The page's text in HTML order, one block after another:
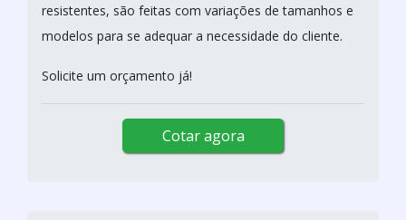
resistentes, são feitas com variações de tamanhos e
modelos para se adequar a necessidade do cliente.
Solicite um orçamento já!
Cotar agora